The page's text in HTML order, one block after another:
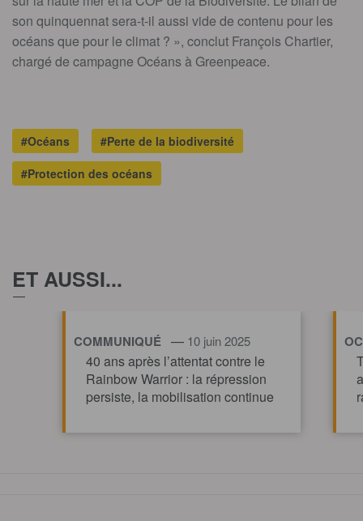
son quinquennat sera-t-il aussi vide de contenu pour les
océans que pour le climat ? », conclut François Chartier,
chargé de campagne Océans à Greenpeace.
#Océans
#Perte de la biodiversité
#Protection des océans
ET AUSSI...
COMMUNIQUÉ — 10 juin 2025
40 ans après l’attentat contre le
Rainbow Warrior : la répression
persiste, la mobilisation continue